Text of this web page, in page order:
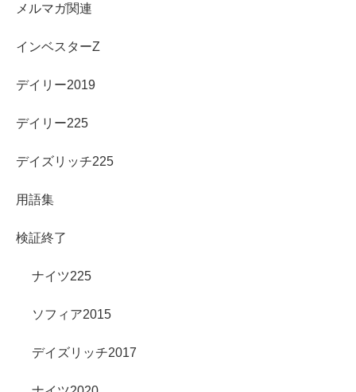
メルマガ関連
インベスターZ
デイリー2019
デイリー225
デイズリッチ225
用語集
検証終了
ナイツ225
ソフィア2015
デイズリッチ2017